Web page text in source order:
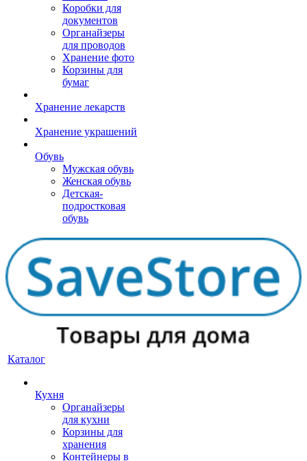
Коробки для
документов
Органайзеры
для проводов
Хранение фото
Корзины для
бумаг
Хранение лекарств
Хранение украшений
Обувь
Мужская обувь
Женская обувь
Детская-
подростковая
обувь
Каталог
Кухня
Органайзеры
для кухни
Корзины для
хранения
Контейнеры в